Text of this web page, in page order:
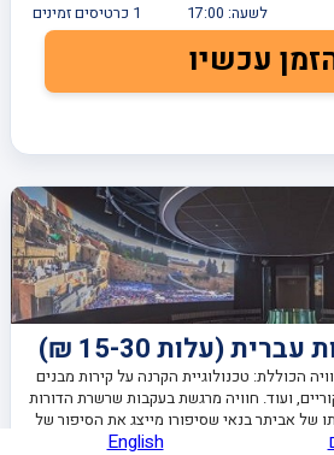
לשעה: 17:00
1 כרטיסים זמינים
עכשיו
(עלות 15-30 ₪)
הכוללת: טכנולוגיית הקרנה על קירות מבנים
ועוד. חוויה מרגשת בעקבות שרשרת הדורות
של אביתר בנאי שסיפורו מייצג את הסיפור של
בירושלים, בירת ישראל.
English